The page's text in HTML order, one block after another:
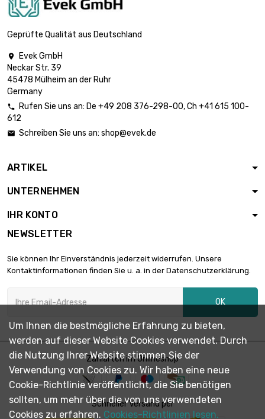
Geprüfte Qualität aus Deutschland

Evek GmbH
Neckar Str. 39
45478 Mülheim an der Ruhr
Germany
 Rufen Sie uns an: De +49 208 376-298-00, Ch +41 615 100-
612
 Schreiben Sie uns an: shop@evek.de
ARTIKEL
UNTERNEHMEN
IHR KONTO
NEWSLETTER
Sie können Ihr Einverständnis jederzeit widerrufen. Unsere
Kontaktinformationen finden Sie u. a. in der Datenschutzerklärung.
OK
Zahlarten im Onlineshop
Schneller Versand per
Um Ihnen die bestmögliche Erfahrung zu bieten,
werden auf dieser Website Cookies verwendet. Durch
die Nutzung Ihrer Website stimmen Sie der
Verwendung von Cookies zu. Wir haben eine neue
Cookie-Richtlinie veröffentlicht, die Sie benötigen
sollten, um mehr über die von uns verwendeten
Cookies zu erfahren. Cookies-Richtlinien lesen.